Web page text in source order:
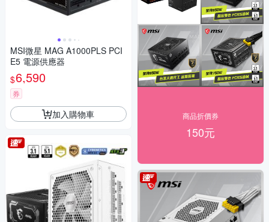
MSI微星 MAG A1000PLS PCI
E5 電源供應器
$6,590
券
加入購物車 商品折價券
150元